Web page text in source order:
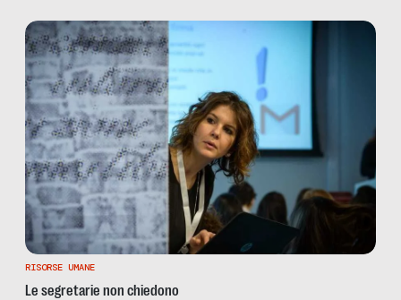
RISORSE UMANE
Le segretarie non chiedono